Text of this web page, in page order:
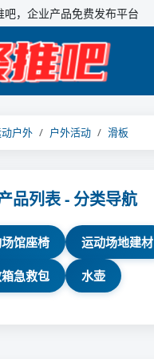
吧，企业产品免费发布平台
户外 户外活动 滑板
品列表 - 分类导航
馆座椅 运动场地建材
急救包 水壶